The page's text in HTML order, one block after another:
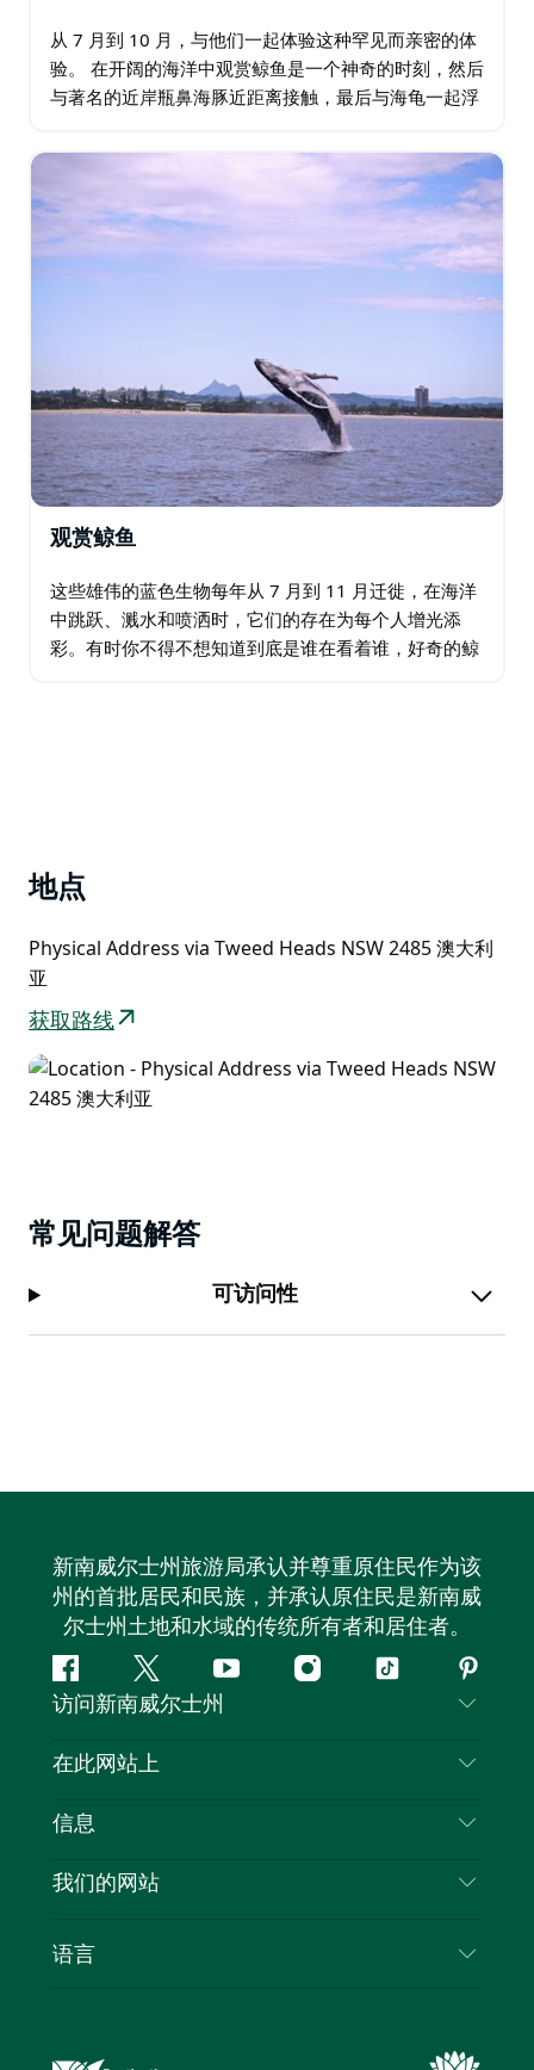
从 7 月到 10 月，与他们一起体验这种罕见而亲密的体
验。 在开阔的海洋中观赏鲸鱼是一个神奇的时刻，然后
与著名的近岸瓶鼻海豚近距离接触，最后与海龟一起浮
观赏鲸鱼
这些雄伟的蓝色生物每年从 7 月到 11 月迁徙，在海洋
中跳跃、溅水和喷洒时，它们的存在为每个人增光添
彩。有时你不得不想知道到底是谁在看着谁，好奇的鲸
地点
Physical Address via Tweed Heads NSW 2485 澳大利
亚
获取路线
常见问题解答
可访问性
新南威尔士州旅游局承认并尊重原住民作为该
州的首批居民和民族，并承认原住民是新南威
尔士州土地和水域的传统所有者和居住者。
Facebook叽
叽
喳
YouTubeInstagram
抖
访问新南威尔士州
联系我们
隐私
Cookie 通知
在此网站上
目的地
新南威尔士州公路旅行
活动
信息
旅行信息
新南威尔士州的商业
我们的网站
语言